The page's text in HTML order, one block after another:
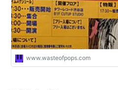
VINE リリース。
2008年、8年ぶりのフルアル
ス。
2009年、小林尽原作のTVア
歌CD「あたしだけにかけて
www.wasteofpops.com